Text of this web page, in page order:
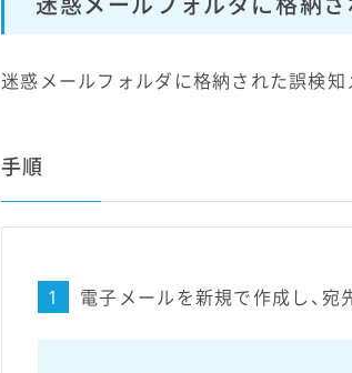
迷惑メールフォルダに格納された誤検
手順
1 電子メールを新規で作成し、宛